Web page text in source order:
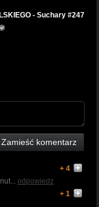
- Suchary #247
Zamieść komentarz
+ 4
odpowiedz
+ 1